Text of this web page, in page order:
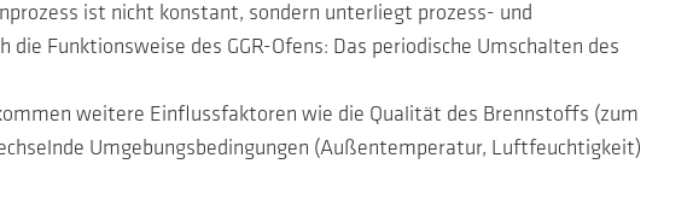
ist nicht konstant, sondern unterliegt prozess- und
Funktionsweise des GGR-Ofens: Das periodische Umschalten des
weitere Einflussfaktoren wie die Qualität des Brennstoffs (zum
Umgebungsbedingungen (Außentemperatur, Luftfeuchtigkeit)